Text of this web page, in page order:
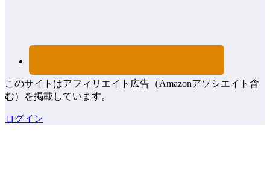
このサイトはアフィリエイト広告（Amazonアソシエイト含
む）を掲載しています。
ログイン